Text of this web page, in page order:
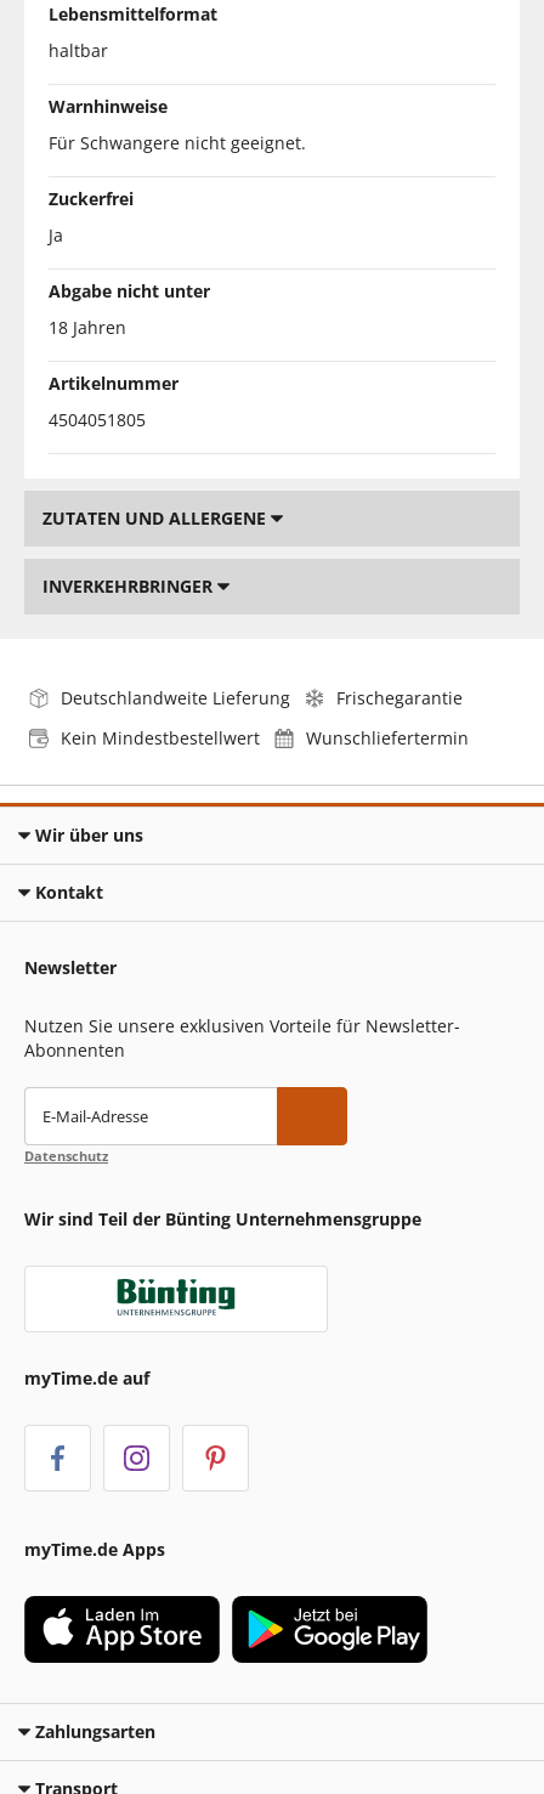
Lebensmittelformat
haltbar
Warnhinweise
Für Schwangere nicht geeignet.
Zuckerfrei
Ja
Abgabe nicht unter
18 Jahren
Artikelnummer
4504051805
ZUTATEN UND ALLERGENE
INVERKEHRBRINGER
Deutschlandweite Lieferung
Frischegarantie
Kein Mindestbestellwert
Wunschliefertermin
Wir über uns
Kontakt
Newsletter
Nutzen Sie unsere exklusiven Vorteile für Newsletter-
Abonnenten
E-Mail-Adresse
Datenschutz
Wir sind Teil der Bünting Unternehmensgruppe
myTime.de auf
myTime.de Apps
Zahlungsarten
Transport